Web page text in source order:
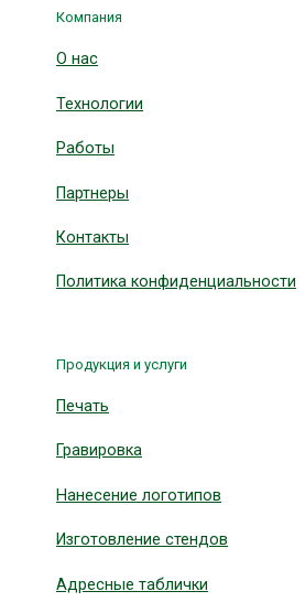
Компания
О нас
Технологии
Работы
Партнеры
Контакты
Политика конфиденциальности
Продукция и услуги
Печать
Гравировка
Нанесение логотипов
Изготовление стендов
Адресные таблички